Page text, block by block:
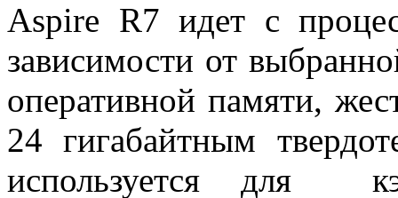
Aspire R7 идет с
зависимости от
оперативной памяти,
24 гигабайтным
используется для